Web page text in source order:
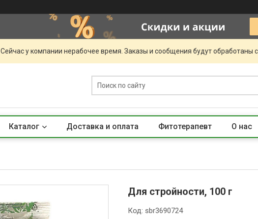
Сейчас у компании нерабочее время. Заказы и сообщения будут обработаны
Каталог Доставка и оплата Фитотерапевт О нас
Для стройности, 100 г
Код: sbr3690724